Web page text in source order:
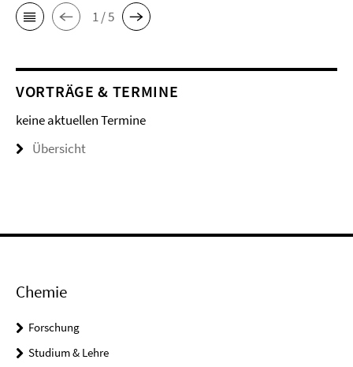
1 / 5
VORTRÄGE & TERMINE
keine aktuellen Termine
Übersicht
Chemie
Forschung
Studium & Lehre